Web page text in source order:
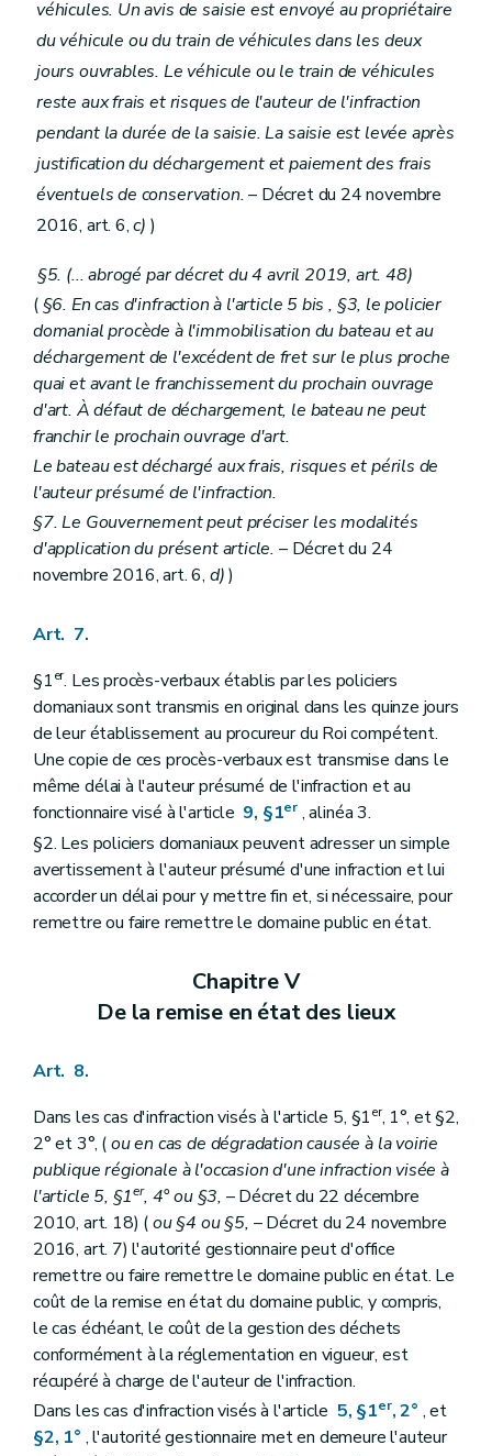
véhicules. Un avis de saisie est envoyé au propriétaire
du véhicule ou du train de véhicules dans les deux
jours ouvrables. Le véhicule ou le train de véhicules
reste aux frais et risques de l'auteur de l'infraction
pendant la durée de la saisie. La saisie est levée après
justification du déchargement et paiement des frais
éventuels de conservation.– Décret du 24 novembre
2016, art. 6,c) )
§5. (... abrogé par décret du 4 avril 2019, art. 48)
( §6. En cas d'infraction à l'article 5bis , §3, le policier
domanial procède à l'immobilisation du bateau et au
déchargement de l'excédent de fret sur le plus proche
quai et avant le franchissement du prochain ouvrage
d'art. À défaut de déchargement, le bateau ne peut
franchir le prochain ouvrage d'art.
Le bateau est déchargé aux frais, risques et périls de
l'auteur présumé de l'infraction.
§7. Le Gouvernement peut préciser les modalités
d'application du présent article. – Décret du 24
novembre 2016, art. 6, d))
Art. 7.
§1er. Les procès-verbaux établis par les policiers
domaniaux sont transmis en original dans les quinze jours
de leur établissement au procureur du Roi compétent.
Une copie de ces procès-verbaux est transmise dans le
même délai à l'auteur présumé de l'infraction et au
fonctionnaire visé à l'article 9, §1er , alinéa 3.
§2. Les policiers domaniaux peuvent adresser un simple
avertissement à l'auteur présumé d'une infraction et lui
accorder un délai pour y mettre fin et, si nécessaire, pour
remettre ou faire remettre le domaine public en état.
Chapitre V
De la remise en état des lieux
Art. 8.
Dans les cas d'infraction visés à l'article 5, §1er, 1°, et §2,
2° et 3°, (ou en cas de dégradation causée à la voirie
publique régionale à l'occasion d'une infraction visée à
l'article 5, §1er, 4° ou §3, – Décret du 22 décembre
2010, art. 18) (ou §4 ou §5, – Décret du 24 novembre
2016, art. 7) l'autorité gestionnaire peut d'office
remettre ou faire remettre le domaine public en état. Le
coût de la remise en état du domaine public, y compris,
le cas échéant, le coût de la gestion des déchets
conformément à la réglementation en vigueur, est
récupéré à charge de l'auteur de l'infraction.
Dans les cas d'infraction visés à l'article 5, §1er, 2° , et
§2, 1° , l'autorité gestionnaire met en demeure l'auteur